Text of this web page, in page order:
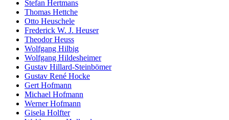
Stefan Hertmans
Thomas Hettche
Otto Heuschele
Frederick W. J. Heuser
Theodor Heuss
Wolfgang Hilbig
Wolfgang Hildesheimer
Gustav Hillard-Steinbömer
Gustav René Hocke
Gert Hofmann
Michael Hofmann
Werner Hofmann
Gisela Holfter